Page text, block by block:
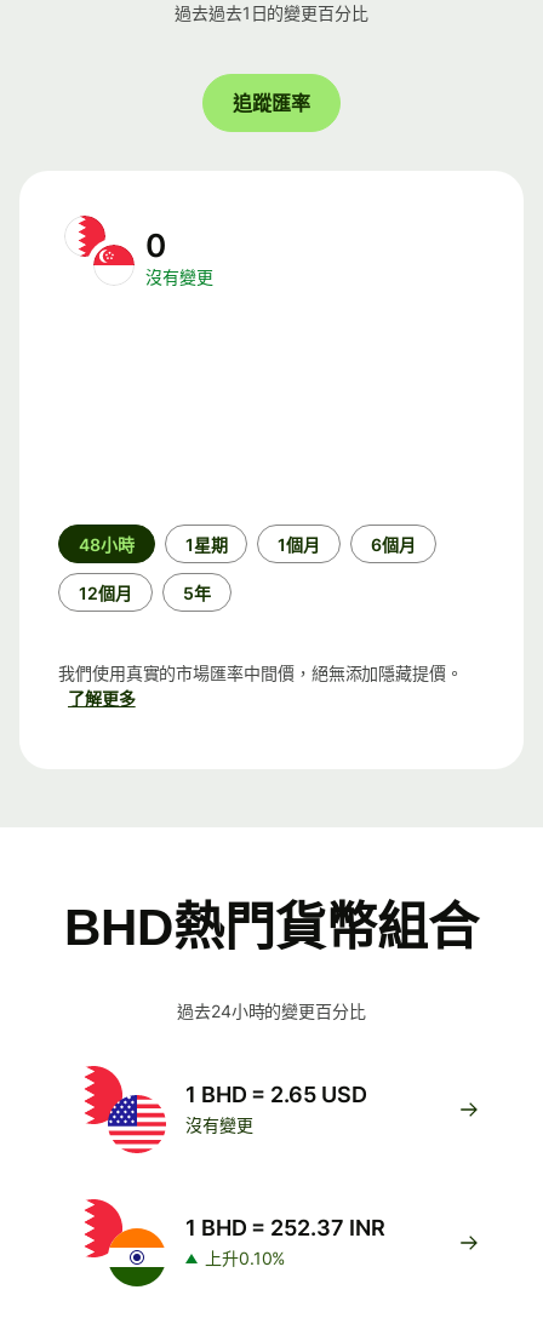
過去過去1日的變更百分比
追蹤匯率
0
沒有變更
時
段
48小時 1星期 1個月 6個月
12個月 5年
我們使用真實的市場匯率中間價，絕無添加隱藏提價。
了解更多
BHD熱門貨幣組合
過去24小時的變更百分比
1 BHD = 2.65 USD
沒有變更
1 BHD = 252.37 INR
上升0.10%